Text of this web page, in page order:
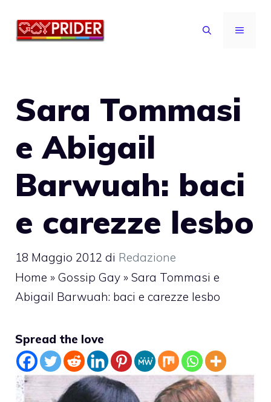
MENU
Sara Tommasi
e Abigail
Barwuah: baci
e carezze lesbo
18 Maggio 2012 di Redazione
Home » Gossip Gay » Sara Tommasi e
Abigail Barwuah: baci e carezze lesbo
Spread the love